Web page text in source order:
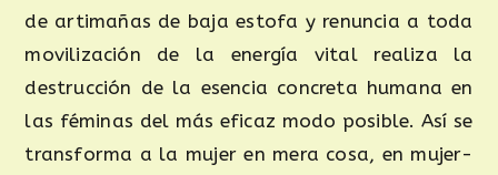
de artimañas de baja estofa y renuncia a toda
movilización de la energía vital realiza la
destrucción de la esencia concreta humana en
las féminas del más eficaz modo posible. Así se
transforma a la mujer en mera cosa, en mujer-